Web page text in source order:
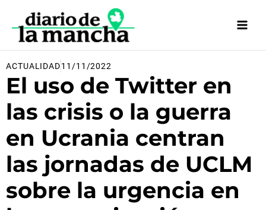
contenido
ACTUALIDAD11/11/2022
El uso de Twitter en
las crisis o la guerra
en Ucrania centran
las jornadas de UCLM
sobre la urgencia en